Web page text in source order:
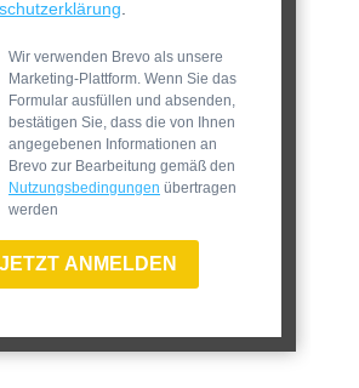
Wir verwenden Brevo als unsere
Marketing-Plattform. Wenn Sie das
Formular ausfüllen und absenden,
bestätigen Sie, dass die von Ihnen
angegebenen Informationen an
Brevo zur Bearbeitung gemäß den
Nutzungsbedingungen übertragen
werden
JETZT ANMELDEN